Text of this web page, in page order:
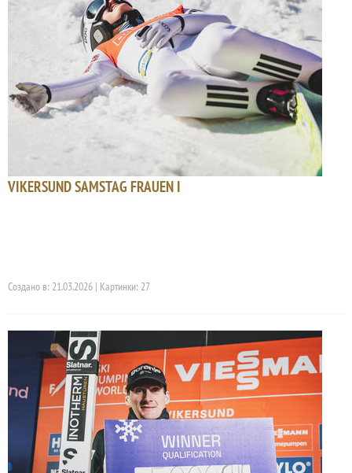
VIKERSUND SAMSTAG FRAUEN I
Создано в: 21.03.2026 | Картинки: 27